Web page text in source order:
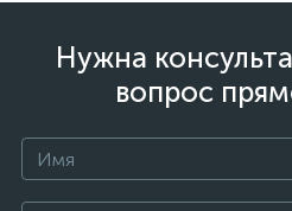
Нужна
вопрос